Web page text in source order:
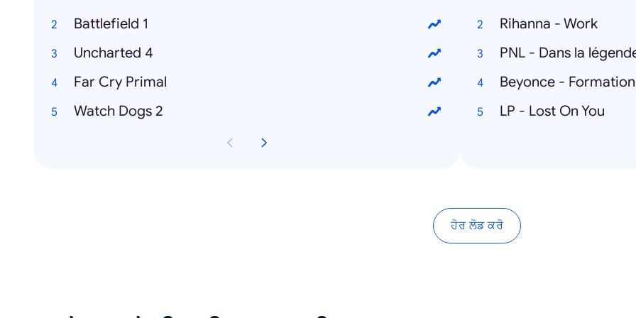
Battlefield 1
Uncharted 4
Far Cry Primal
Watch Dogs 2
Rihanna - Work
PNL - Dans la
Beyonce - Formation
LP - Lost On You
ਹੋਰ ਲੋਡ ਕਰੋ